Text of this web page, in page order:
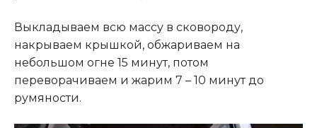
Выкладываем всю массу в сковороду,
накрываем крышкой, обжариваем на
небольшом огне 15 минут, потом
переворачиваем и жарим 7 – 10 минут до
румяности.